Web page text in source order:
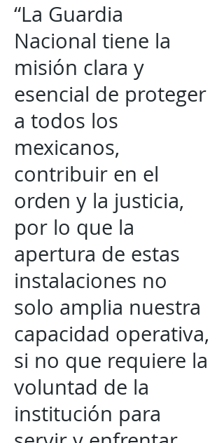
“La Guardia
Nacional tiene la
misión clara y
esencial de proteger
a todos los
mexicanos,
contribuir en el
orden y la justicia,
por lo que la
apertura de estas
instalaciones no
solo amplia nuestra
capacidad operativa,
si no que requiere la
voluntad de la
institución para